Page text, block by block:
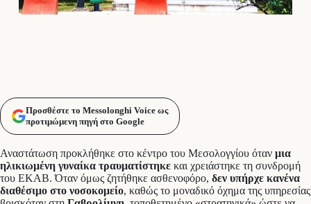
Προσθέστε το Messolonghi Voice ως
προτιμώμενη πηγή στο Google
Αναστάτωση προκλήθηκε στο κέντρο του Μεσολογγίου όταν μια
ηλικιωμένη γυναίκα τραυματίστηκε και χρειάστηκε τη συνδρομή
του ΕΚΑΒ. Όταν όμως ζητήθηκε ασθενοφόρο, δεν υπήρχε κανένα
διαθέσιμο στο νοσοκομείο, καθώς το μοναδικό όχημα της υπηρεσίας